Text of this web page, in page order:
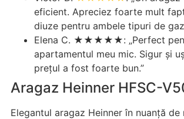
eficient. Apreciez foarte mult
diuze pentru ambele tipuri de
Elena C. ★★★★★: „Perfect
apartamentul meu mic. Sigur și
prețul a fost foarte bun.”
Aragaz Heinner HFSC-
Elegantul aragaz Heinner în nuanță de